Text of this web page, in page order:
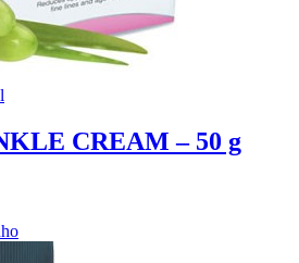
CREAM – 50 g